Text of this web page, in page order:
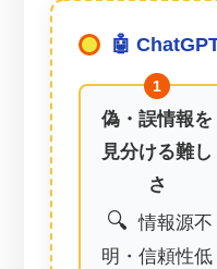
🤖
偽・誤情報を
見分ける難し
さ
🔍 情報源不
明・信頼性低